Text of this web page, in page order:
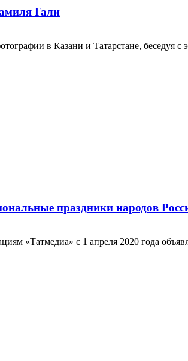
Гали
в Казани и Татарстане, беседуя с
праздники народов
«Татмедиа» c 1 апреля 2020 года